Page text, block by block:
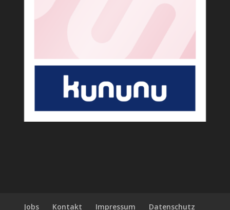
Jobs Kontakt Impressum Datenschutz